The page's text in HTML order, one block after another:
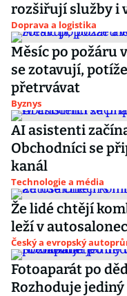
rozšiřují služby i
Doprava a logistika
Měsíc po požáru
se zotavují,
přetrvávat
Byznys
AI asistenti
Obchodníci se
kanál
Technologie a média
Že lidé chtějí
leží v
Český a evropský
Fotoaparát po
Rozhoduje